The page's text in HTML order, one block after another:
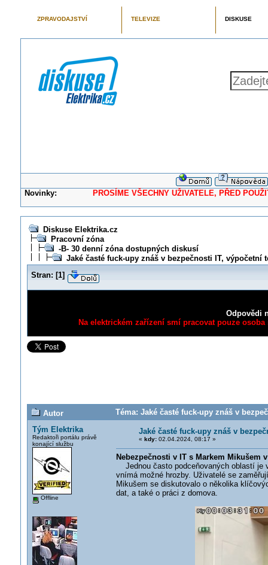
ZPRAVODAJSTVÍ TELEVIZE DISKUSE
Novinky: PROSÍME VŠECHNY UŽIVATELE, PŘED
Diskuse Elektrika.cz
Pracovní zóna
-B- 30 denní zóna dostupných diskusí
Jaké časté fuck-upy znáš v bezpečnosti IT, výpočetní
Stran: [1]
Odpovědi
Na elektrickém zařízení smí pracovat pouze
Autor
Téma: Jaké časté fuck-upy znáš v
Tým Elektrika
Redaktoři portálu právě
konající službu
Offline
Jaké časté fuck-upy znáš v
« kdy:02.04.2024, 08:17 »
Nebezpečnosti v IT s Markem Mikušem
Jednou často podceňovaných oblastí je
vnímá možné hrozby. Uživatelé se
Mikušem se diskutovalo o několika
dat, a také o práci z domova.